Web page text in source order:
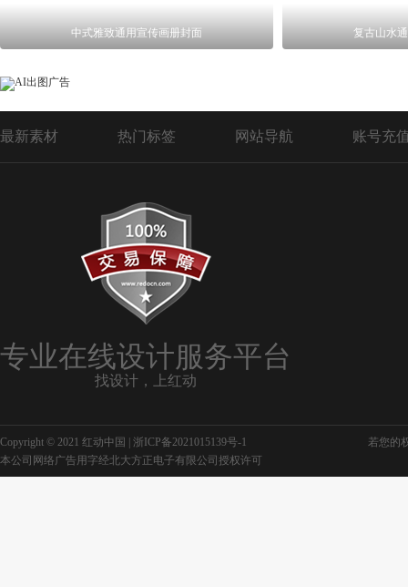
中式雅致通用宣传画册封面 复古山水
最新素材 热门标签 网站导航 账号充
专业在线设计服务平台
找设计，上红动
Copyright © 2021 红动中国 | 浙ICP备2021015139号-1
若您的
本公司网络广告用字经北大方正电子有限公司授权许可